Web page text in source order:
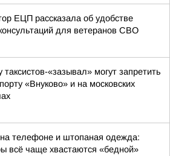
ЕЦП рассказала об удобстве
для ветеранов СВО
таксистов-«зазывал» могут запретить
«Внуково» и на московских
телефоне и штопаная одежда:
всё чаще хвастаются «бедной»